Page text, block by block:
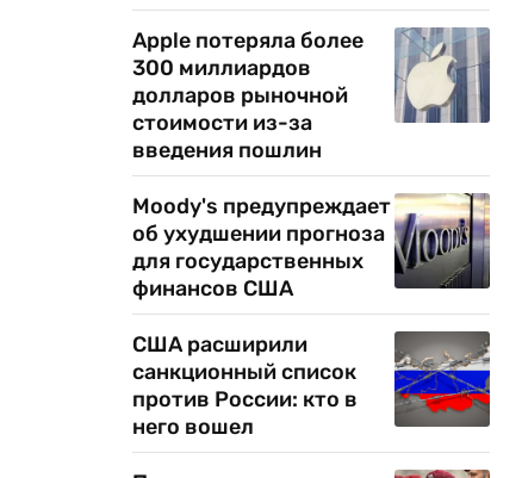
Apple потеряла более
300 миллиардов
долларов рыночной
стоимости из-за
введения пошлин
Moody's предупреждает
об ухудшении прогноза
для государственных
финансов США
США расширили
санкционный список
против России: кто в
него вошел